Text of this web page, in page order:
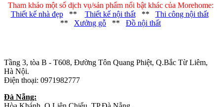
Tham khảo một số dịch vụ/sản phẩm nổi bật khác của Morehome:
Thiết kế nhà đẹp** Thiết kế nội thất** Thi công nội thất
** Xưởng gỗ ** Đồ nội thất
Tầng 3, tòa B - T608, Đường Tôn Quang Phiệt, Q.Bắc Từ Liêm,
Hà Nội.
Điện thoại: 0971982777
Đà Nẵng: